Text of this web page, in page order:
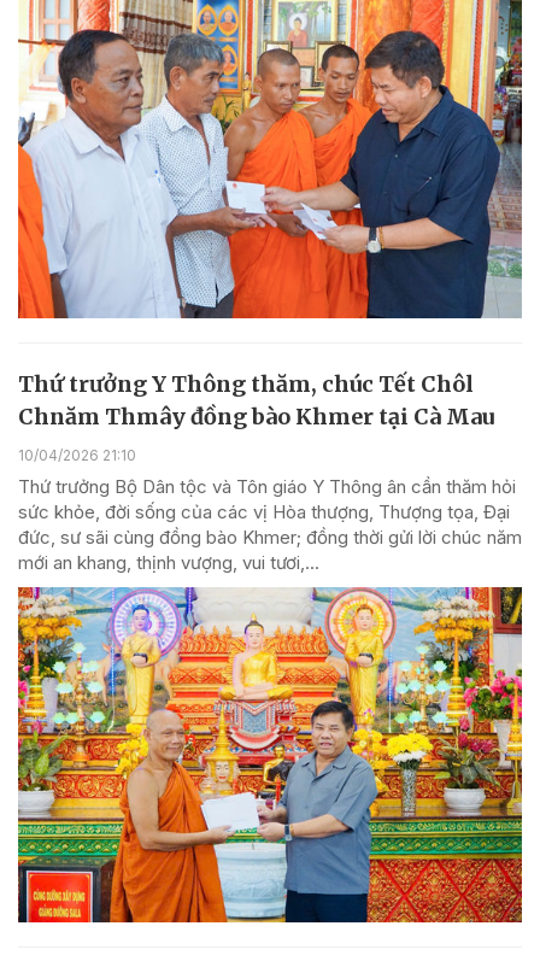
Thứ trưởng Y Thông thăm, chúc Tết Chôl
Chnăm Thmây đồng bào Khmer tại Cà Mau
10/04/2026 21:10
Thứ trưởng Bộ Dân tộc và Tôn giáo Y Thông ân cần thăm hỏi
sức khỏe, đời sống của các vị Hòa thượng, Thượng tọa, Đại
đức, sư sãi cùng đồng bào Khmer; đồng thời gửi lời chúc năm
mới an khang, thịnh vượng, vui tươi,...